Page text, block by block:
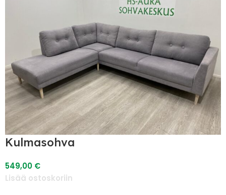
Kulmasohva
549,00 €
Lisää ostoskoriin